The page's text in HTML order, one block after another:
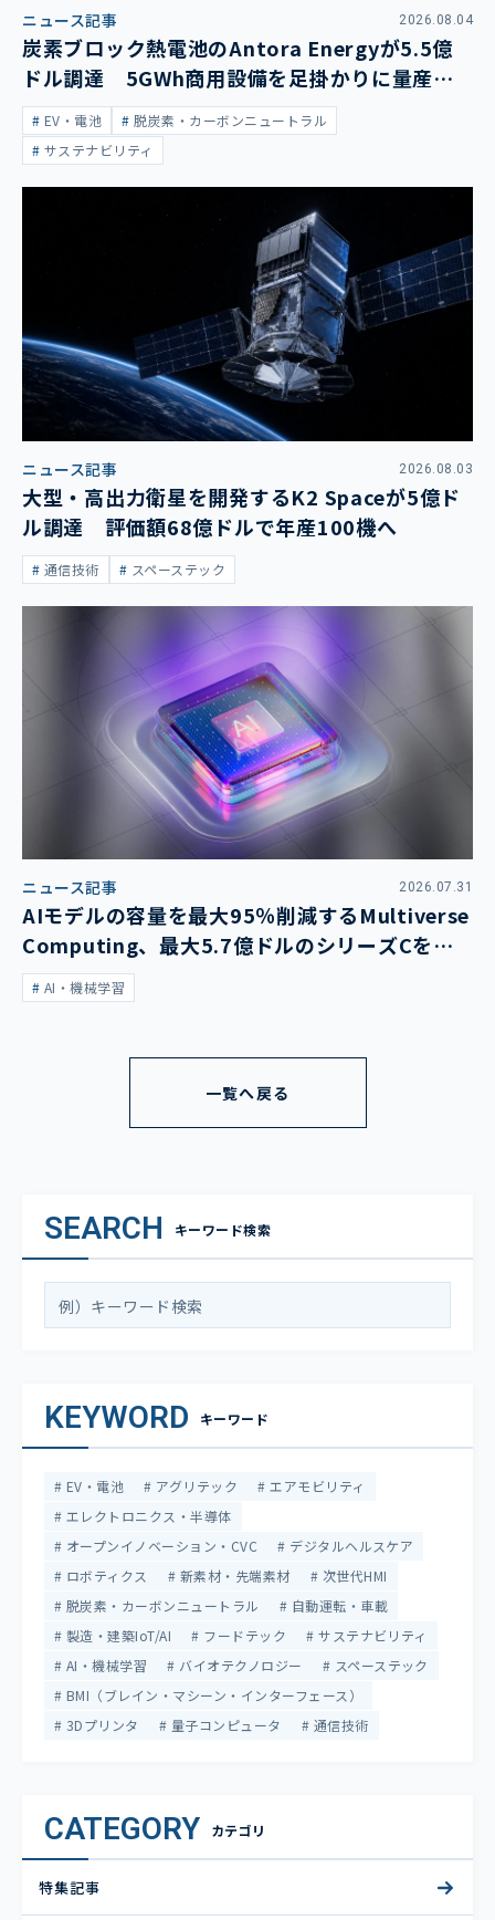
ニュース記事 2026.08.04
炭素ブロック熱電池のAntora Energyが5.5億
ドル調達 5GWh商用設備を足掛かりに量産拡
大EV・電池
脱炭素・カーボンニュートラル
サステナビリティ
ニュース記事 2026.08.03
大型・高出力衛星を開発するK2 Spaceが5億ド
ル調達 評価額68億ドルで年産100機へ
通信技術 スペーステック
ニュース記事 2026.07.31
AIモデルの容量を最大95％削減するMultiverse
Computing、最大5.7億ドルのシリーズCを発
表AI・機械学習
一覧へ戻る
SEARCH キーワード検索
KEYWORD キーワード
EV・電池 アグリテック
エアモビリティ
エレクトロニクス・半導体
オープンイノベーション・CVC
デジタルヘルスケア
ロボティクス
新素材・先端素材
次世代HMI
脱炭素・カーボンニュートラル
自動運転・車載
製造・建築IoT/AI
フードテック
サステナビリティ
AI・機械学習
バイオテクノロジー
スペーステック
BMI（ブレイン・マシーン・インターフェース）
3Dプリンタ
量子コンピュータ 通信技術
CATEGORY カテゴリ
特集記事